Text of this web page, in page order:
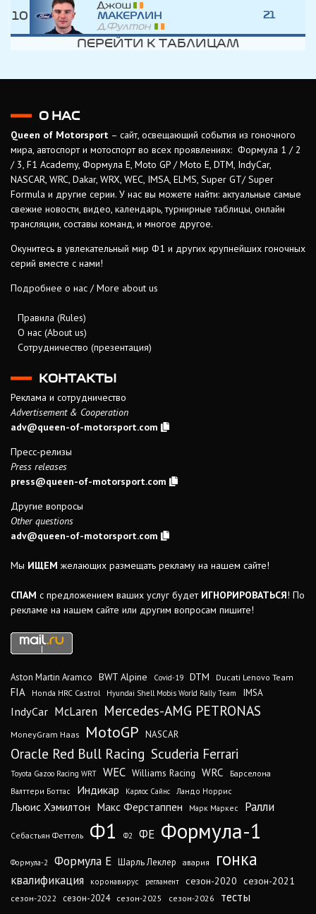
10
Джош
МАКЕРЛИН
Д.Фултон
21
ПЕРЕЙТИ К ТАБЛИЦАМ
О НАС
Queen of Motorsport – сайт, освещающий события из гоночного
мира, автоспорт и мотоспорт во всех проявлениях: Формула 1 / 2
/ 3, F1 Academy, Формула Е, Moto GP / Moto E, DTM, IndyCar,
NASCAR, WRC, Dakar, WRX, WEC, IMSA, ELMS, Super GT/ Super
Formula и другие серии. У нас вы можете найти: актуальные самые
свежие новости, видео, календарь, турнирные таблицы, онлайн
трансляции, составы команд, и многое другое.
Окунитесь в увлекательный мир Ф1 и других крупнейших гоночных
серий вместе с нами!
Подробнее о нас / More about us
Правила (Rules)
О нас (About us)
Сотрудничество (презентация)
КОНТАКТЫ
Реклама и сотрудничество
Advertisement & Cooperation
adv@queen-of-motorsport.com
Пресс-релизы
Press releases
press@queen-of-motorsport.com
Другие вопросы
Other questions
adv@queen-of-motorsport.com
Мы ИЩЕМ желающих размещать рекламу на нашем сайте!
СПАМ с предложением ваших услуг будет ИГНОРИРОВАТЬСЯ! По
рекламе на нашем сайте или другим вопросам пишите!
Aston Martin Aramco BWT Alpine Covid-19 DTM Ducati Lenovo Team
FIA Honda HRC Castrol Hyundai Shell Mobis World Rally Team IMSA
IndyCar McLaren Mercedes-AMG PETRONAS
MoneyGram Haas MotoGP NASCAR
Oracle Red Bull Racing Scuderia Ferrari
Toyota Gazoo Racing WRT WEC Williams Racing WRC
Барселона
Валттери Боттас
Индикар Карлос Сайнс Ландо Норрис
Льюис Хэмилтон Макс Ферстаппен Марк Маркес Ралли
Себастьян Феттель Ф1 Ф2 ФЕ Формула-1
Формула-2 Формула Е Шарль Леклер авария гонка
квалификация коронавирус регламент сезон-2020 сезон-2021
сезон-2022 сезон-2024 сезон-2025 сезон-2026 тесты